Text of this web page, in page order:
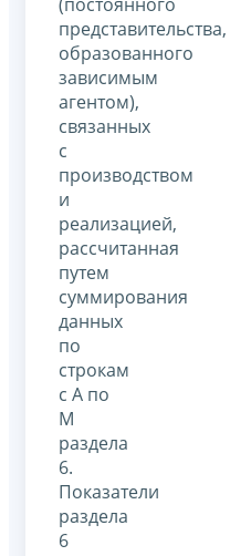
представительства,
образованного
зависимым
агентом),
связанных
с
производством
и
реализацией,
рассчитанная
путем
суммирования
данных
по
строкам
с А по
М
раздела
6.
Показатели
раздела
6